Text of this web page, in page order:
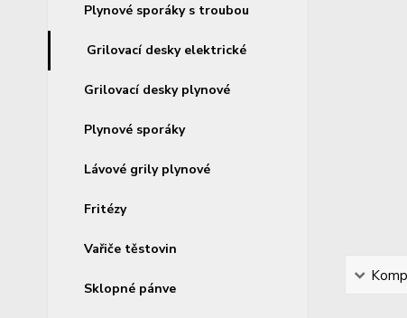
Plynové sporáky s troubou
Grilovací desky elektrické
Grilovací desky plynové
Plynové sporáky
Lávové grily plynové
Fritézy
Vařiče těstovin
Sklopné pánve